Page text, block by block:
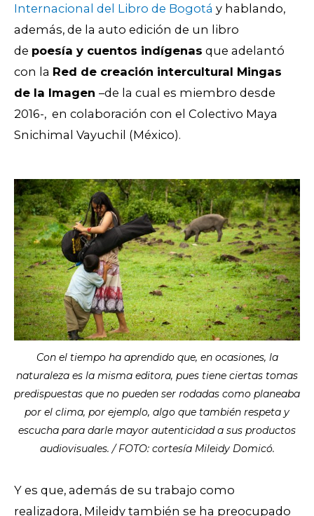
Internacional del Libro de Bogotá y hablando,
además, de la auto edición de un libro
de poesía y cuentos indígenas que adelantó
con la Red de creación intercultural Mingas
de la Imagen –de la cual es miembro desde
2016-, en colaboración con el Colectivo Maya
Snichimal Vayuchil (México).
Con el tiempo ha aprendido que, en ocasiones, la
naturaleza es la misma editora, pues tiene ciertas tomas
predispuestas que no pueden ser rodadas como planeaba
por el clima, por ejemplo, algo que también respeta y
escucha para darle mayor autenticidad a sus productos
audiovisuales. / FOTO: cortesía Mileidy Domicó.
Y es que, además de su trabajo como
realizadora, Mileidy también se ha preocupado